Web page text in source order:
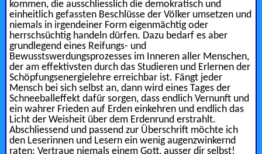
kommen, die ausschliesslich die demokratisch und
einheitlich gefassten Beschlüsse der Völker umsetzen und
niemals in irgendeiner Form eigenmächtig oder
herrschsüchtig handeln dürfen. Dazu bedarf es aber
grundlegend eines Reifungs- und
Bewusstswerdungsprozesses im Inneren aller Menschen,
der am effektivsten durch das Studieren und Erlernen der
Schöpfungsenergielehre erreichbar ist. Fängt jeder
Mensch bei sich selbst an, dann wird eines Tages der
Schneeballeffekt dafür sorgen, dass endlich Vernunft und
ein wahrer Frieden auf Erden einkehren und endlich das
Licht der Weisheit über dem Erdenrund erstrahlt.
Abschliessend und passend zur Überschrift möchte ich
den Leserinnen und Lesern ein wenig augenzwinkernd
raten: Vertraue niemals einem Gott, ausser dir selbst!